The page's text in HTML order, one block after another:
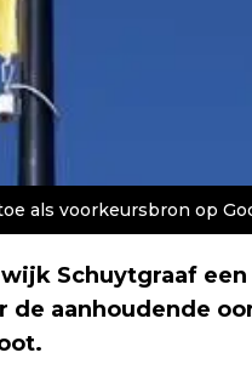
als voorkeursbron op
Schuytgraaf een
de aanhoudende